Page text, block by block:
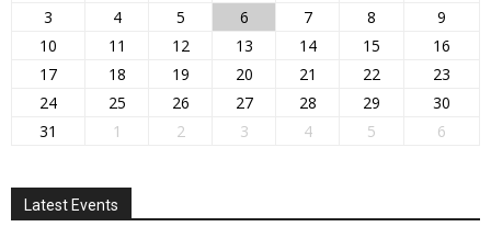
3
4 5 6 7 8
9
10
11 12 13 14 15
16
17
18 19 20 21 22
23
24
25 26 27 28 29
30
31
1 2 3 4 5 6
Latest Events